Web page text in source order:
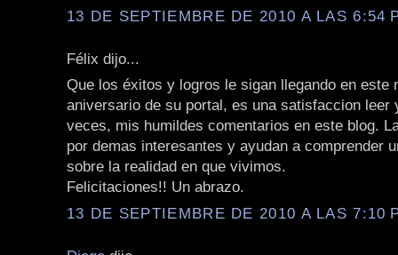
13 DE SEPTIEMBRE DE 2010 A LAS 6:54
Félix dijo...
Que los éxitos y logros le sigan llegando en este
aniversario de su portal, es una satisfaccion leer
veces, mis humildes comentarios en este blog.
por demas interesantes y ayudan a comprender
sobre la realidad en que vivimos.
Felicitaciones!! Un abrazo.
13 DE SEPTIEMBRE DE 2010 A LAS 7:10